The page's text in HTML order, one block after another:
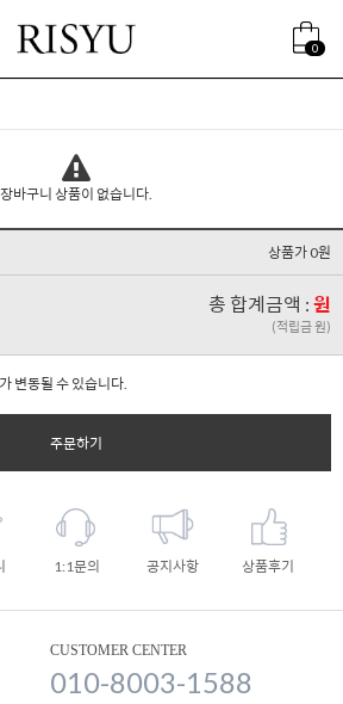
0
장바구니 상품이 없습니다.
상품가 0원
총 합계금액 : 원
(적립금 원)
변동될 수 있습니다.
주문하기
1:1문의 공지사항 상품후기
CUSTOMER CENTER
010-8003-1588